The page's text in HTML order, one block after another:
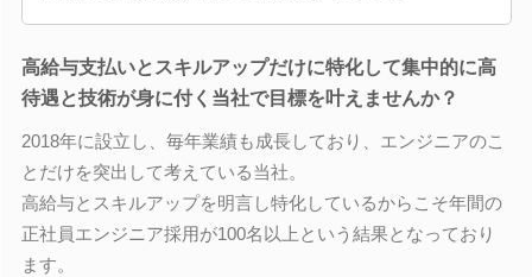
高給与支払いとスキルアップだけに特化して集中的に高
待遇と技術が身に付く当社で目標を叶えませんか？
2018年に設立し、毎年業績も成長しており、エンジニアのこ
とだけを突出して考えている当社。
高給与とスキルアップを明言し特化しているからこそ年間の
正社員エンジニア採用が100名以上という結果となっており
ます。